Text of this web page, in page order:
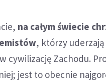
na całym świecie
, którzy
cywilizację Zachodu.
jest to obecnie